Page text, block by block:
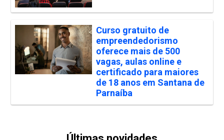
Curso gratuito de
empreendedorismo
oferece mais de 500
vagas, aulas online e
certificado para maiores
de 18 anos em Santana de
Parnaíba